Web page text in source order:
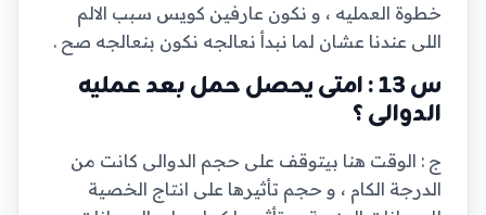
خطوة العمليه ، و نكون عارفين كويس سبب الالم
اللى عندنا عشان لما نبدأ نعالجه نكون بنعالجه صح .
س 13 : امتى يحصل حمل بعد عمليه
الدوالى ؟
ج : الوقت هنا بيتوقف على حجم الدوالى كانت من
الدرجة الكام ، و حجم تأثيرها على انتاج الخصية